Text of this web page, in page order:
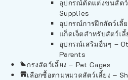
อุปกรณ์ตัดแต่งขนสัตว์
Supplies
อุปกรณ์การฝึกสัตว์เลี้
แก็ดเจ็ตสำหรับสัตว์เ
อุปกรณ์เสริมอื่นๆ –
Parents
กรงสัตว์เลี้ยง – Pet Cages
เลือกซื้อตามหมวดสัตว์เลี้ยง –